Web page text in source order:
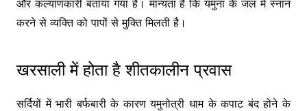
और कल्याणकारी बताया गया है। मान्यता है कि यमुना के जल में स्नान
करने से व्यक्ति को पापों से मुक्ति मिलती है।
खरसाली में होता है शीतकालीन प्रवास
सर्दियों में भारी बर्फबारी के कारण यमुनोत्री धाम के कपाट बंद होने के